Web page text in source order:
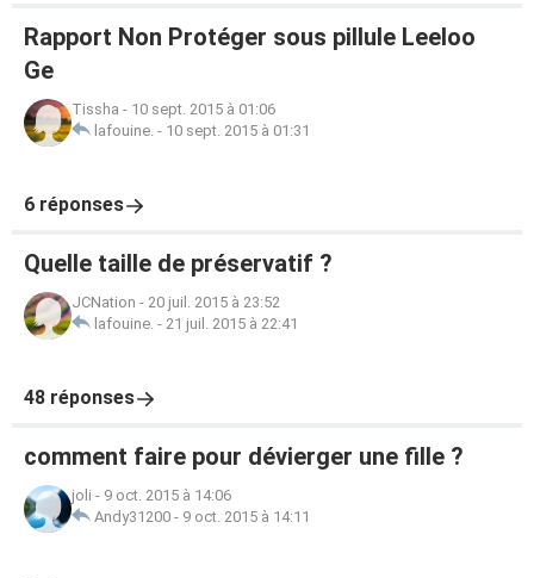
Rapport Non Protéger sous pillule Leeloo
Ge
Tissha - 10 sept. 2015 à 01:06
lafouine. - 10 sept. 2015 à 01:31
6 réponses
Quelle taille de préservatif ?
JCNation - 20 juil. 2015 à 23:52
lafouine. - 21 juil. 2015 à 22:41
48 réponses
comment faire pour dévierger une fille ?
joli - 9 oct. 2015 à 14:06
Andy31200 - 9 oct. 2015 à 14:11